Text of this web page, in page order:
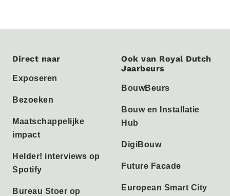
Direct naar
Exposeren
Bezoeken
Maatschappelijke
impact
Helder! interviews op
Spotify
Bureau Stoer op
Ook van Royal Dutch
Jaarbeurs
BouwBeurs
Bouw en Installatie
Hub
DigiBouw
Future Facade
European Smart City